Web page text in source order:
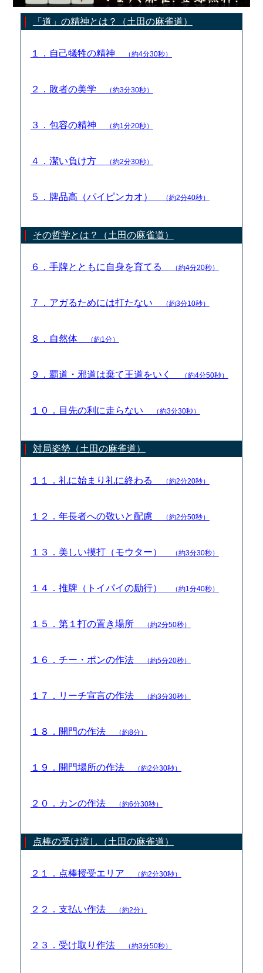
「道」の精神とは？（土田の麻雀道）
１．自己犠牲の精神 （約4分30秒）
２．敗者の美学 （約3分30秒）
３．包容の精神 （約1分20秒）
４．潔い負け方 （約2分30秒）
５．牌品高（パイピンカオ） （約2分40秒）
その哲学とは？（土田の麻雀道）
６．手牌とともに自身を育てる （約4分20秒）
７．アガるためには打たない （約3分10秒）
８．自然体 （約1分）
９．覇道・邪道は棄て王道をいく （約4分50秒）
１０．目先の利に走らない （約3分30秒）
対局姿勢（土田の麻雀道）
１１．礼に始まり礼に終わる （約2分20秒）
１２．年長者への敬いと配慮 （約2分50秒）
１３．美しい摸打（モウター） （約3分30秒）
１４．推牌（トイパイの励行） （約1分40秒）
１５．第１打の置き場所 （約2分50秒）
１６．チー・ポンの作法 （約5分20秒）
１７．リーチ宣言の作法 （約3分30秒）
１８．開門の作法 （約8分）
１９．開門場所の作法 （約2分30秒）
２０．カンの作法 （約6分30秒）
点棒の受け渡し（土田の麻雀道）
２１．点棒授受エリア （約2分30秒）
２２．支払い作法 （約2分）
２３．受け取り作法 （約3分50秒）